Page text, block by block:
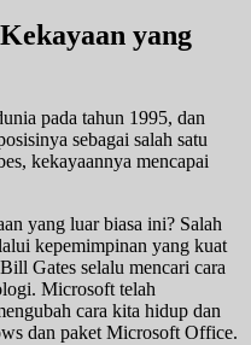
yang
pada tahun 1995, dan
sebagai salah satu
kekayaannya mencapai
yang luar biasa ini? Salah
kepemimpinan yang kuat
Gates selalu mencari cara
Microsoft telah
cara kita hidup dan
dan paket Microsoft Office.